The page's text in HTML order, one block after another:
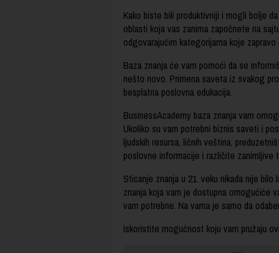
Kako biste bili produktivniji i mogli bolje
oblasti koja vas zanima započnete na
odgovarajućim kategorijama koje zapravo
Baza znanja će vam pomoći da se
nešto novo. Primena saveta iz svakog
besplatna poslovna edukacija.
BusinessAcademy baza znanja vam
Ukoliko su vam potrebni biznis saveti i
ljudskih resursa, ličnih veština,
poslovne informacije i različite
Sticanje znanja u 21. veku nikada nije
znanja koja vam je dostupna omogućiće
vam potrebne. Na vama je samo da
Iskoristite mogućnost koju vam pružaju